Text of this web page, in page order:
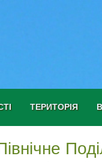
ТЕРИТОРІЯ